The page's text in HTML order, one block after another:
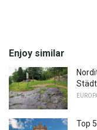
Enjoy similar
Top